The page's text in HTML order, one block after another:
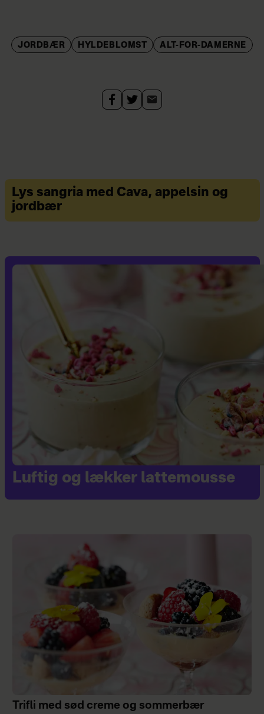
JORDBÆR HYLDEBLOMST ALT-FOR-DAMERNE
Lys sangria med Cava, appelsin og
jordbær
Luftig og lækker lattemousse
Trifli med sød creme og sommerbær